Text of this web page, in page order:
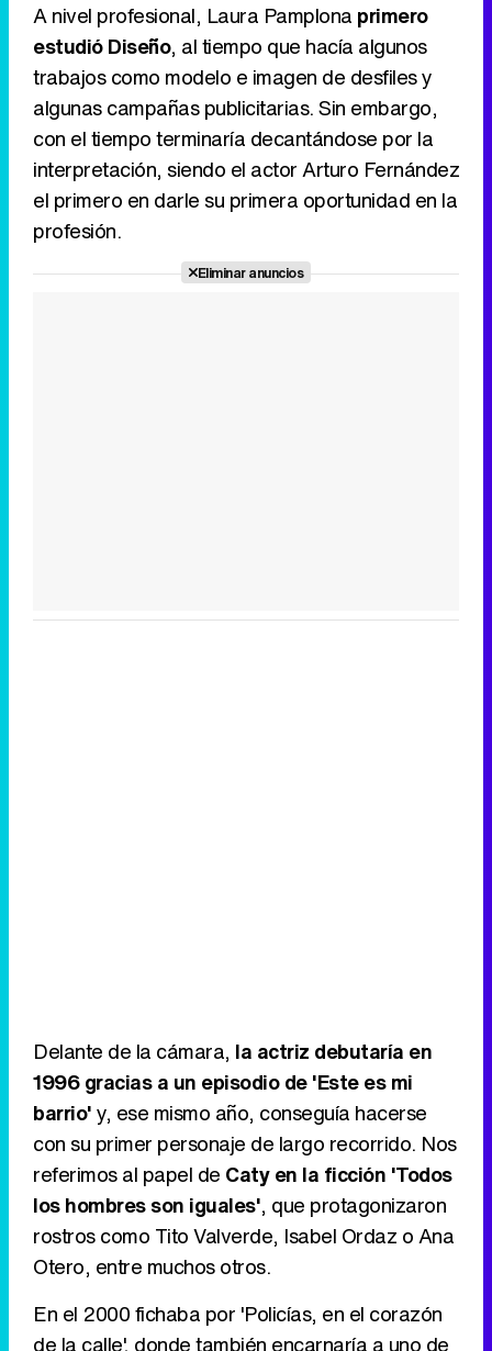
A nivel profesional, Laura Pamplona primero
estudió Diseño, al tiempo que hacía algunos
trabajos como modelo e imagen de desfiles y
algunas campañas publicitarias. Sin embargo,
con el tiempo terminaría decantándose por la
interpretación, siendo el actor Arturo Fernández
el primero en darle su primera oportunidad en la
profesión.
Eliminar anuncios
Delante de la cámara, la actriz debutaría en
1996 gracias a un episodio de 'Este es mi
barrio'y, ese mismo año, conseguía hacerse
con su primer personaje de largo recorrido. Nos
referimos al papel de Caty en la ficción 'Todos
los hombres son iguales', que protagonizaron
rostros como Tito Valverde, Isabel Ordaz o Ana
Otero, entre muchos otros.
En el 2000 fichaba por 'Policías, en el corazón
de la calle', donde también encarnaría a uno de